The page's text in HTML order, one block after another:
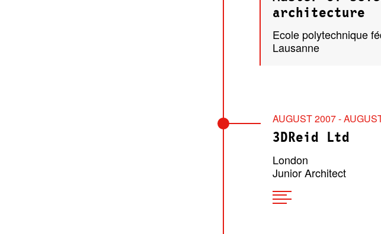
architecture
Ecole polytechnique
Lausanne
AUGUST 2007 -
3DReid Ltd
London
Junior Architect